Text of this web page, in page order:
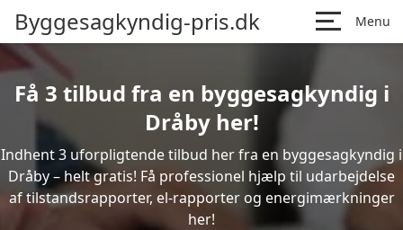
Byggesagkyndig-pris.dk Menu
Få 3 tilbud fra en byggesagkyndig i
Dråby her!
Indhent 3 uforpligtende tilbud her fra en byggesagkyndig i
Dråby – helt gratis! Få professionel hjælp til udarbejdelse
af tilstandsrapporter, el-rapporter og energimærkninger
her!